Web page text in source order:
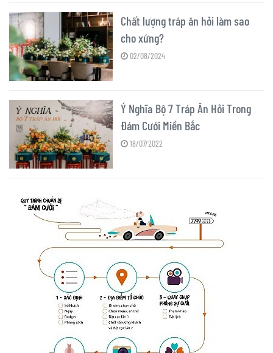
Chất lượng tráp ăn hỏi làm sao
cho xứng?
02/08/2024
Ý Nghĩa Bộ 7 Tráp Ăn Hỏi Trong
Đám Cưới Miền Bắc
18/07/2022